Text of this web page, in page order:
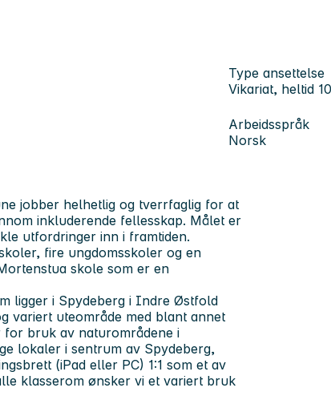
Type ansettelse
Vikariat, heltid
Arbeidsspråk
Norsk
jobber helhetlig og tverrfaglig for at
inkluderende fellesskap. Målet er
utfordringer inn i framtiden.
fire ungdomsskoler og en
skole som er en
ligger i Spydeberg i Indre Østfold
variert uteområde med blant annet
bruk av naturområdene i
lokaler i sentrum av Spydeberg,
(iPad eller PC) 1:1 som et av
klasserom ønsker vi et variert bruk